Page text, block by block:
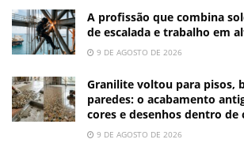
A profissão que combina
de escalada e trabalho em
9 DE AGOSTO DE 2026
Granilite voltou para pisos,
paredes: o acabamento
cores e desenhos dentro de
9 DE AGOSTO DE 2026